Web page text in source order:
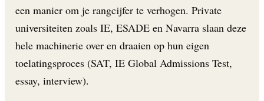
een manier om je rangcijfer te verhogen. Private
universiteiten zoals IE, ESADE en Navarra slaan deze
hele machinerie over en draaien op hun eigen
toelatingsproces (SAT, IE Global Admissions Test,
essay, interview).